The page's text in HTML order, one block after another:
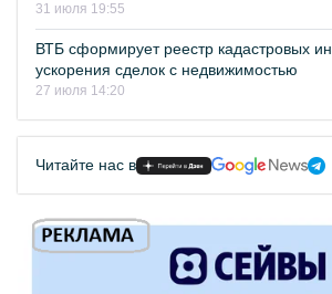
31 июля 19:55
ВТБ сформирует реестр кадастровых
ускорения сделок с недвижимостью
27 июля 14:20
Читайте нас в